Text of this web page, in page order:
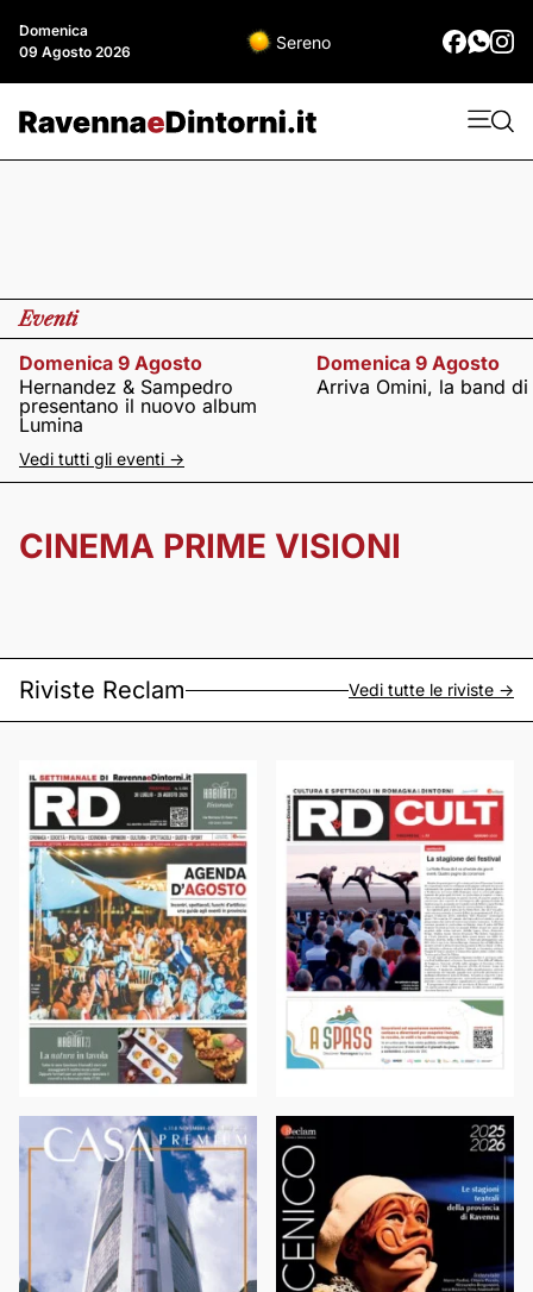
Domenica
09 Agosto 2026
Sereno
Eventi
Domenica 9 Agosto
Hernandez & Sampedro
presentano il nuovo album
Lumina
Domenica 9 Agosto
Arriva Omini, la band
Vedi tutti gli eventi ->
CINEMA PRIME VISIONI
Riviste Reclam Vedi tutte le riviste ->